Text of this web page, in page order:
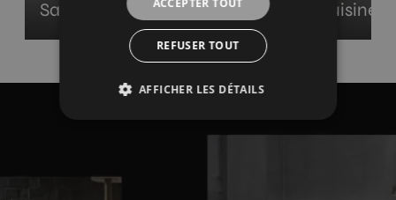
Salle de bains Cuisine
ACCEPTER TOUT
REFUSER TOUT
AFFICHER LES DÉTAILS